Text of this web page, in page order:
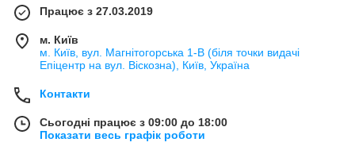
Працює з 27.03.2019
м. Київ
м. Київ, вул. Магнітогорська 1-В (біля точки видачі
Епіцентр на вул. Віскозна), Київ, Україна
Контакти
Сьогодні працює з 09:00 до 18:00
Показати весь графік роботи